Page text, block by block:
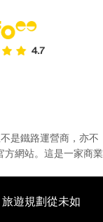
是鐵路運營商，亦不
方網站。這是一家商業
遊規劃從未如